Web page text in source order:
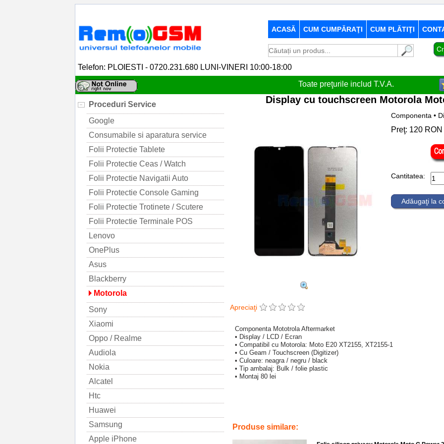
ACASĂ CUM CUMPĂRAŢI CUM PLĂTIŢI
Telefon: PLOIESTI - 0720.231.680 LUNI-VINERI 10:00-18:00
Toate preţurile includ T.V.A.
Proceduri Service
Google
Consumabile si aparatura service
Folii Protectie Tablete
Folii Protectie Ceas / Watch
Folii Protectie Navigatii Auto
Folii Protectie Console Gaming
Folii Protectie Trotinete / Scutere
Folii Protectie Terminale POS
Lenovo
OnePlus
Asus
Blackberry
Motorola
Sony
Xiaomi
Oppo / Realme
Audiola
Nokia
Alcatel
Htc
Huawei
Samsung
Apple iPhone
Display cu touchscreen Motorola
Apreciaţi
Componenta •
Preţ: 120 RON
Cantitatea:
Adăugaţi la
Componenta Mototrola Aftermarket
• Display / LCD / Ecran
• Compatibil cu Motorola: Moto E20 XT2155, XT2155-1
• Cu Geam / Touchscreen (Digitizer)
• Culoare: neagra / negru / black
• Tip ambalaj: Bulk / folie plastic
• Montaj 80 lei
Produse similare: